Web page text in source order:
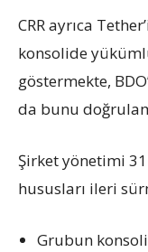
CRR ayrıca
konsolide
göstermekte,
da bunu
Şirket yönetimi
hususları ileri
Grubun